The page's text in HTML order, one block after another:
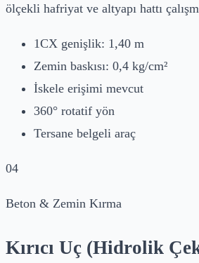
ölçekli hafriyat ve altyapı hattı
1CX genişlik: 1,40 m
Zemin baskısı: 0,4 kg/cm²
İskele erişimi mevcut
360° rotatif yön
Tersane belgeli araç
04
Beton & Zemin Kırma
Kırıcı Uç (Hidrolik